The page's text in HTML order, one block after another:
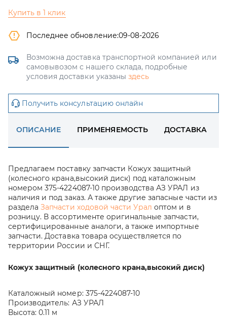
Купить в 1 клик
Последнее обновление:09-08-2026
Возможна доставка транспортной компанией или
самовывозом с нашего склада, подробные
условия доставки указаны здесь
Получить консультацию онлайн
ОПИСАНИЕ ПРИМЕНЯЕМОСТЬ ДОСТАВКА
Предлагаем поставку запчасти Кожух защитный
(колесного крана,высокий диск) под каталожным
номером 375-4224087-10 производства АЗ УРАЛ из
наличия и под заказ. А также другие запасные части из
разделаЗапчасти ходовой части Урал оптом и в
розницу. В ассортименте оригинальные запчасти,
сертифицированные аналоги, а также импортные
запчасти. Доставка товара осуществляется по
территории России и СНГ.
Кожух защитный (колесного крана,высокий диск)
Каталожный номер: 375-4224087-10
Производитель: АЗ УРАЛ
Высота: 0.11 м